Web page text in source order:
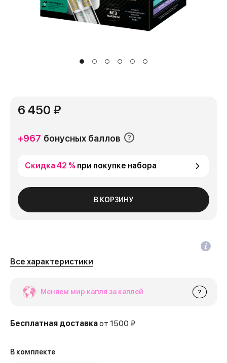
6 450 ₽
+967 бонусных баллов
Скидка 42 % при покупке набора
В КОРЗИНУ
Все характеристики
Меняем мир капля за каплей ?
Бесплатная доставкаот 1500 ₽
В комплекте